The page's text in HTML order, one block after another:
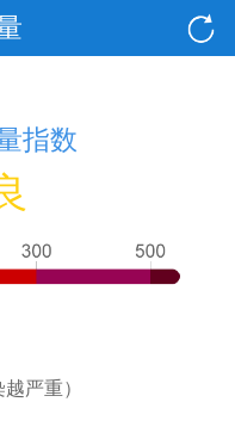
指数
严重）